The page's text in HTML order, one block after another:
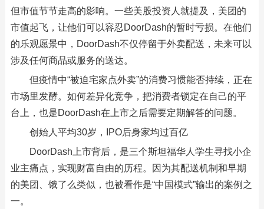
但市值节节走高的影响。一些美股投资人就提及，美团的
市值起飞，让他们可以容忍DoorDash的暂时亏损。在他们
的乐观愿景中，DoorDash不仅停留于外卖配送，未来可以
涉及任何商品或服务的送达。
但疫情中“被迫宅家点外卖”的消费习惯能否持续，正在
市场里发酵。如何差异化竞争，把消费者锁定在自己的平
台上，也是DoorDash在上市之后需要定期解答的问题。
创始人平均30岁，IPO后身家均过百亿
DoorDash上市背后，是三个斯坦福华人学生寻找小企
业主痛点，实现财富自由的历程。因为其配送机制和早期
的美团、饿了么类似，也被看作是“中国模式”输出的案例之
一。